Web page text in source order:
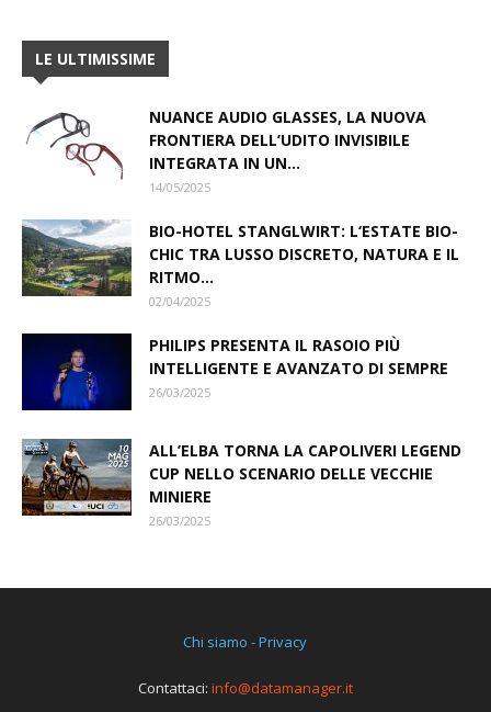
LE ULTIMISSIME
NUANCE AUDIO GLASSES, LA NUOVA
FRONTIERA DELL’UDITO INVISIBILE
INTEGRATA IN UN...
14/05/2025
BIO-HOTEL STANGLWIRT: L‘ESTATE BIO-
CHIC TRA LUSSO DISCRETO, NATURA E IL
RITMO...
02/04/2025
PHILIPS PRESENTA IL RASOIO PIÙ
INTELLIGENTE E AVANZATO DI SEMPRE
26/03/2025
ALL’ELBA TORNA LA CAPOLIVERI LEGEND
CUP NELLO SCENARIO DELLE VECCHIE
MINIERE
26/03/2025
Chi siamo - Privacy
Contattaci: info@datamanager.it